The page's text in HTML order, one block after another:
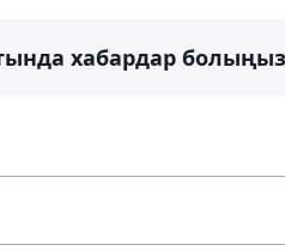
хабардар